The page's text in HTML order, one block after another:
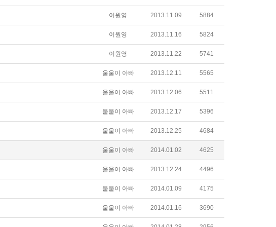
이원영 2013.11.09 5884
이원영 2013.11.16 5824
이원영 2013.11.22 5741
울울이 아빠 2013.12.11 5565
울울이 아빠 2013.12.06 5511
울울이 아빠 2013.12.17 5396
울울이 아빠 2013.12.25 4684
울울이 아빠 2014.01.02 4625
울울이 아빠 2013.12.24 4496
울울이 아빠 2014.01.09 4175
울울이 아빠 2014.01.16 3690